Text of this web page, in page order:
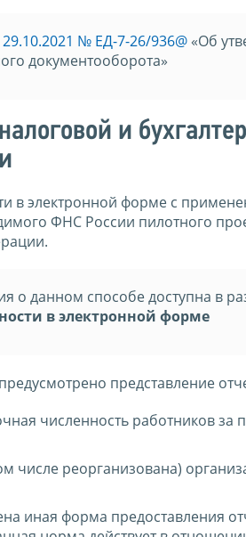
№ ЕД-7-26/936@ «Об
документооборота»
и
в электронной форме с
ФНС России пилотного
о данном способе доступна в
в электронной форме
представление
численность работников
числе реорганизована)
иная форма предоставления